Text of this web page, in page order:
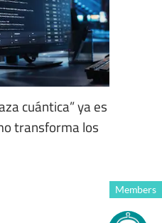
cuántica” ya es
transforma los
Members